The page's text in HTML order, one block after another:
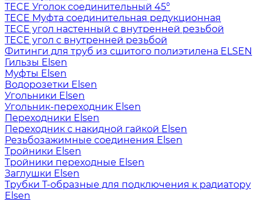
TECE Уголок соединительный 45°
TECE Муфта соединительная редукционная
TECE угол настенный с внутренней резьбой
TECE угол с внутренней резьбой
Фитинги для труб из сшитого полиэтилена ELSEN
Гильзы Elsen
Муфты Elsen
Водорозетки Elsen
Угольники Elsen
Угольник-переходник Elsen
Переходники Elsen
Переходник с накидной гайкой Elsen
Резьбозажимные соединения Elsen
Тройники Elsen
Тройники переходные Elsen
Заглушки Elsen
Трубки T-образные для подключения к радиатору
Elsen